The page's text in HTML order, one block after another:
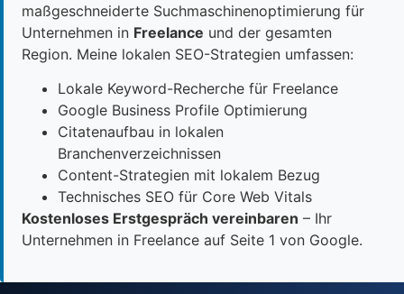
maßgeschneiderte Suchmaschinenoptimierung für
Unternehmen in Freelance und der gesamten
Region. Meine lokalen SEO-Strategien umfassen:
Lokale Keyword-Recherche für Freelance
Google Business Profile Optimierung
Citatenaufbau in lokalen
Branchenverzeichnissen
Content-Strategien mit lokalem Bezug
Technisches SEO für Core Web Vitals
Kostenloses Erstgespräch vereinbaren – Ihr
Unternehmen in Freelance auf Seite 1 von Google.